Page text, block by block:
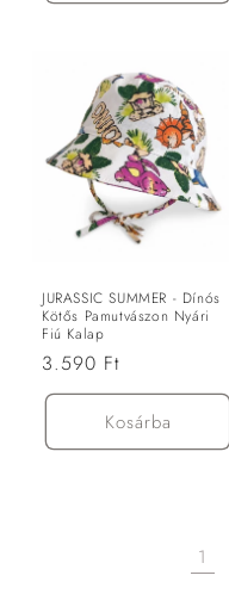
JURASSIC SUMMER - Dínós
Kötős Pamutvászon Nyári
Fiú Kalap
Normál
ár
3.590 Ft
Kosárba
1